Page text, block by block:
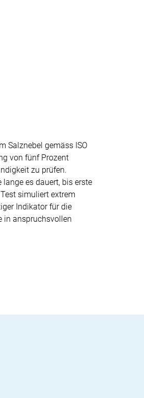
Salznebel gemäss ISO
von fünf Prozent
zu prüfen.
es dauert, bis erste
simuliert extrem
Indikator für die
in anspruchsvollen